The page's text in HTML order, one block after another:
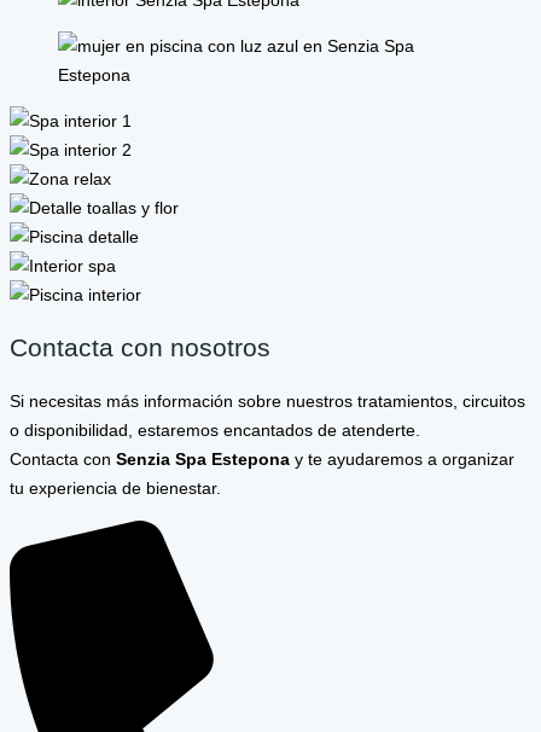
Contacta con nosotros
Si necesitas más información sobre nuestros tratamientos, circuitos
o disponibilidad, estaremos encantados de atenderte.
Contacta con Senzia Spa Estepona y te ayudaremos a organizar
tu experiencia de bienestar.